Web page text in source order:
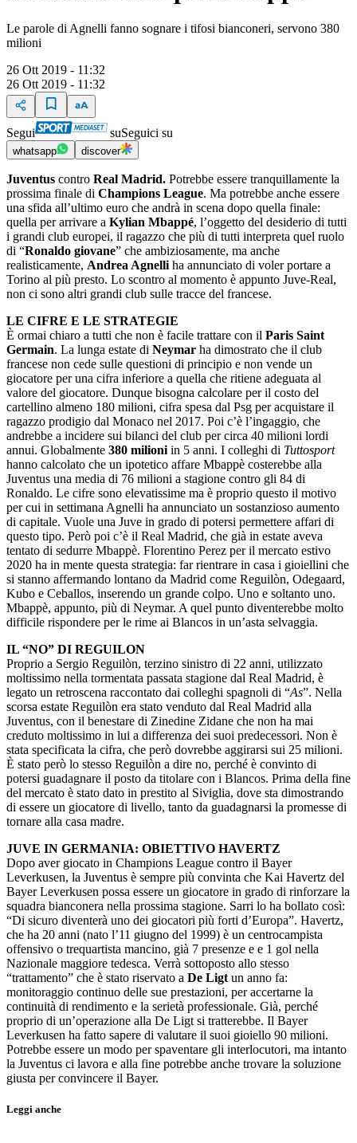
Le parole di Agnelli fanno sognare i tifosi bianconeri, servono 380
milioni
26 Ott 2019 - 11:32
26 Ott 2019 - 11:32
Segui suSeguici su
whatsapp discover
Juventus contro Real Madrid. Potrebbe essere tranquillamente la
prossima finale di Champions League. Ma potrebbe anche essere
una sfida all’ultimo euro che andrà in scena dopo quella finale:
quella per arrivare a Kylian Mbappé, l’oggetto del desiderio di tutti
i grandi club europei, il ragazzo che più di tutti interpreta quel ruolo
di “Ronaldo giovane” che ambiziosamente, ma anche
realisticamente, Andrea Agnelli ha annunciato di voler portare a
Torino al più presto. Lo scontro al momento è appunto Juve-Real,
non ci sono altri grandi club sulle tracce del francese.
LE CIFRE E LE STRATEGIE
È ormai chiaro a tutti che non è facile trattare con il Paris Saint
Germain. La lunga estate di Neymar ha dimostrato che il club
francese non cede sulle questioni di principio e non vende un
giocatore per una cifra inferiore a quella che ritiene adeguata al
valore del giocatore. Dunque bisogna calcolare per il costo del
cartellino almeno 180 milioni, cifra spesa dal Psg per acquistare il
ragazzo prodigio dal Monaco nel 2017. Poi c’è l’ingaggio, che
andrebbe a incidere sui bilanci del club per circa 40 milioni lordi
annui. Globalmente 380 milioni in 5 anni. I colleghi di Tuttosport
hanno calcolato che un ipotetico affare Mbappè costerebbe alla
Juventus una media di 76 milioni a stagione contro gli 84 di
Ronaldo. Le cifre sono elevatissime ma è proprio questo il motivo
per cui in settimana Agnelli ha annunciato un sostanzioso aumento
di capitale. Vuole una Juve in grado di potersi permettere affari di
questo tipo. Però poi c’è il Real Madrid, che già in estate aveva
tentato di sedurre Mbappè. Florentino Perez per il mercato estivo
2020 ha in mente questa strategia: far rientrare in casa i gioiellini che
si stanno affermando lontano da Madrid come Reguilòn, Odegaard,
Kubo e Ceballos, inserendo un grande colpo. Uno e soltanto uno.
Mbappè, appunto, più di Neymar. A quel punto diventerebbe molto
difficile rispondere per le rime ai Blancos in un’asta selvaggia.
IL “NO” DI REGUILON
Proprio a Sergio Reguilòn, terzino sinistro di 22 anni, utilizzato
moltissimo nella tormentata passata stagione dal Real Madrid, è
legato un retroscena raccontato dai colleghi spagnoli di “As”. Nella
scorsa estate Reguilòn era stato venduto dal Real Madrid alla
Juventus, con il benestare di Zinedine Zidane che non ha mai
creduto moltissimo in lui a differenza dei suoi predecessori. Non è
stata specificata la cifra, che però dovrebbe aggirarsi sui 25 milioni.
È stato però lo stesso Reguilòn a dire no, perché è convinto di
potersi guadagnare il posto da titolare con i Blancos. Prima della fine
del mercato è stato dato in prestito al Siviglia, dove sta dimostrando
di essere un giocatore di livello, tanto da guadagnarsi la promesse di
tornare alla casa madre.
JUVE IN GERMANIA: OBIETTIVO HAVERTZ
Dopo aver giocato in Champions League contro il Bayer
Leverkusen, la Juventus è sempre più convinta che Kai Havertz del
Bayer Leverkusen possa essere un giocatore in grado di rinforzare la
squadra bianconera nella prossima stagione. Sarri lo ha bollato così:
“Di sicuro diventerà uno dei giocatori più forti d’Europa”. Havertz,
che ha 20 anni (nato l’11 giugno del 1999) è un centrocampista
offensivo o trequartista mancino, già 7 presenze e e 1 gol nella
Nazionale maggiore tedesca. Verrà sottoposto allo stesso
“trattamento” che è stato riservato a De Ligt un anno fa:
monitoraggio continuo delle sue prestazioni, per accertarne la
continuità di rendimento e la serietà professionale. Già, perché
proprio di un’operazione alla De Ligt si tratterebbe. Il Bayer
Leverkusen ha fatto sapere di valutare il suoi gioiello 90 milioni.
Potrebbe essere un modo per spaventare gli interlocutori, ma intanto
la Juventus ci lavora e alla fine potrebbe anche trovare la soluzione
giusta per convincere il Bayer.
Leggi anche